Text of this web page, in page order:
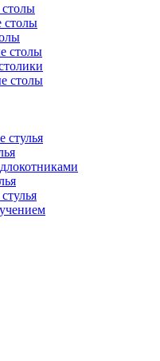
столы
столы
столы
стулья